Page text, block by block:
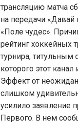
трансляцию матча
на передачи
«Поле чудес».
рейтинг хоккейных
турнира, титульным
которого этот канал
Эффект от
слишком
усилило заявление
Первого. В нем